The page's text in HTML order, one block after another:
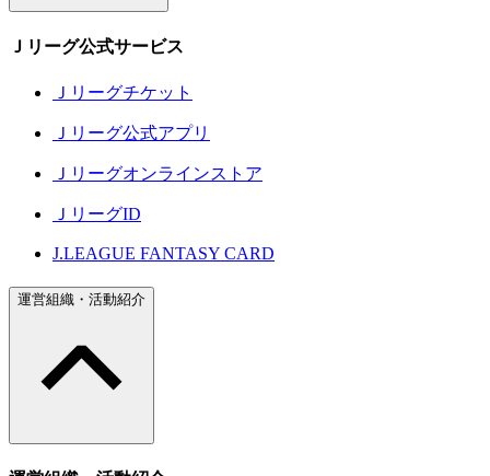
Ｊリーグ公式サービス
Ｊリーグチケット
Ｊリーグ公式アプリ
Ｊリーグオンラインストア
ＪリーグID
J.LEAGUE FANTASY CARD
運営組織・活動紹介